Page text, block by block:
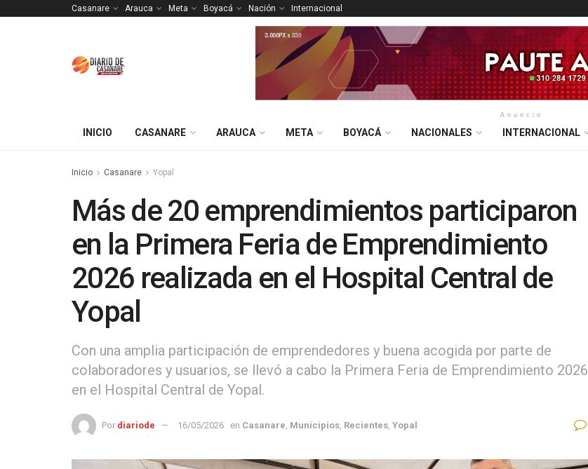
Casanare Arauca Meta Boyacá Nación Internacional
Anuncio
INICIO CASANARE ARAUCA META BOYACÁ NACIONALES INTERNACIONAL
Inicio Casanare Yopal
Más de 20 emprendimientos participaron
en la Primera Feria de Emprendimiento
2026 realizada en el Hospital Central de
Yopal
Con una amplia participación de emprendedores y buena acogida por parte de
colaboradores y usuarios, se llevó a cabo la Primera Feria de Emprendimiento 2026
en el Hospital Central de Yopal.
Por diariode 16/05/2026 en Casanare Municipios Recientes Yopal